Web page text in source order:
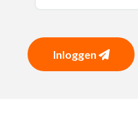
Inloggen